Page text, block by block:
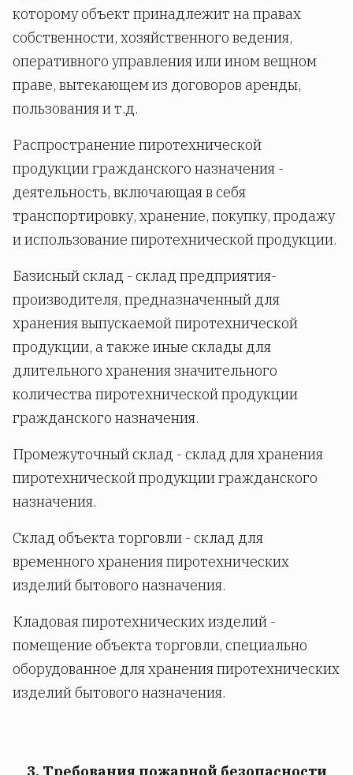
которому объект принадлежит на правах
собственности, хозяйственного ведения,
оперативного управления или ином вещном
праве, вытекающем из договоров аренды,
пользования и т.д.
Распространение пиротехнической
продукции гражданского назначения -
деятельность, включающая в себя
транспортировку, хранение, покупку, продажу
и использование пиротехнической продукции.
Базисный склад - склад предприятия-
производителя, предназначенный для
хранения выпускаемой пиротехнической
продукции, а также иные склады для
длительного хранения значительного
количества пиротехнической продукции
гражданского назначения.
Промежуточный склад - склад для хранения
пиротехнической продукции гражданского
назначения.
Склад объекта торговли - склад для
временного хранения пиротехнических
изделий бытового назначения.
Кладовая пиротехнических изделий -
помещение объекта торговли, специально
оборудованное для хранения пиротехнических
изделий бытового назначения.
3. Требования пожарной безопасности